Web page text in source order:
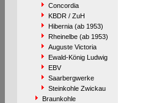
Concordia
KBDR / ZuH
Hibernia (ab 1953)
Rheinelbe (ab 1953)
Auguste Victoria
Ewald-König Ludwig
EBV
Saarbergwerke
Steinkohle Zwickau
Braunkohle